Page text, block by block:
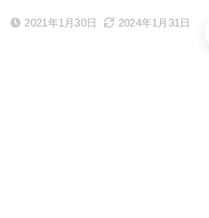
2021年1月30日 2024年1月31日